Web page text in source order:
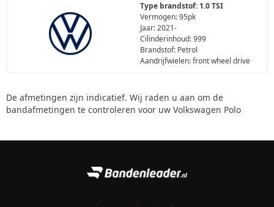
Type brandstof: 1.0 TSI
Vermogen: 95pk
Jaar: 2021-
Cilinderinhoud: 999
Brandstof: Petrol
Aandrijfwielen: front wheel drive
De afmetingen zijn indicatief. Wij raden u aan om de
bandafmetingen te controleren voor uw Volkswagen Polo